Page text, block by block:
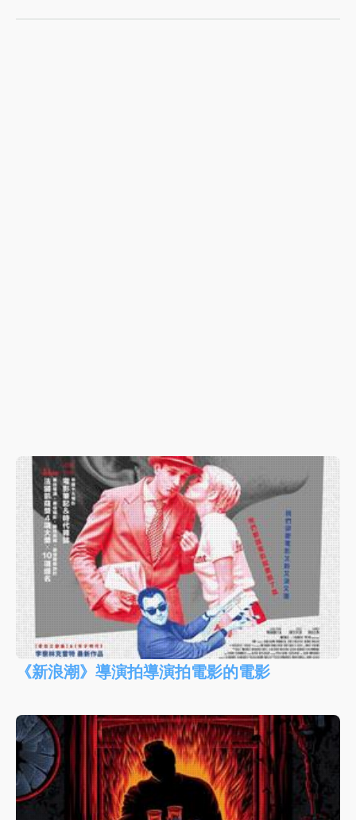
《新浪潮》導演拍導演拍電影的電影